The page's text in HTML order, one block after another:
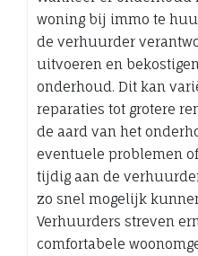
woning bij immo te
de verhuurder
uitvoeren en
onderhoud. Dit kan
reparaties tot grotere
de aard van het
eventuele problemen
tijdig aan de
zo snel mogelijk
Verhuurders streven
comfortabele